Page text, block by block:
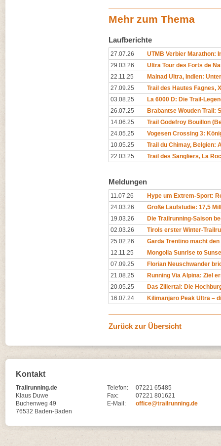
Mehr zum Thema
Laufberichte
27.07.26
UTMB Verbier Marathon:
29.03.26
Ultra Tour des Forts de
22.11.25
Malnad Ultra, Indien:
27.09.25
Trail des Hautes Fagnes,
03.08.25
La 6000 D: Die Trail-
26.07.25
Brabantse Wouden Trail:
14.06.25
Trail Godefroy Bouillon
24.05.25
Vogesen Crossing 3:
10.05.25
Trail du Chimay, Belgien:
22.03.25
Trail des Sangliers, La
Meldungen
11.07.26
Hype um Extrem-Sport:
24.03.26
Große Laufstudie: 17,5
19.03.26
Die Trailrunning-Saison
02.03.26
Tirols erster Winter-
25.02.26
Garda Trentino macht
12.11.25
Mongolia Sunrise to
07.09.25
Florian Neuschwander
21.08.25
Running Via Alpina: Ziel
20.05.25
Das Zillertal: Die
16.07.24
Kilimanjaro Peak Ultra –
Zurück zur Übersicht
Kontakt
Trailrunning.de
Klaus Duwe
Buchenweg 49
76532 Baden-Baden
Telefon:
07221 65485
Fax:
07221 801621
E-Mail:
office@trailrunning.de